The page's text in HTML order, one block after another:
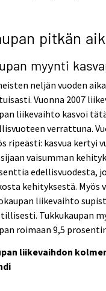
pitkän
myynti
neljän vuoden
Vuonna 2007
liikevaihto kasvoi
verrattuna.
ripeästi: kasvua kertyi
vaisumman
edellisvuodesta,
kehityksestä. Myös
liikevaihto
Tukkukaupan
roimaan 9,5
liikevaihdon